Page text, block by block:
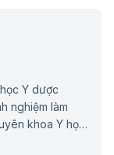
Y dược
nghiệm làm
khoa Y học
làm trung tâm,